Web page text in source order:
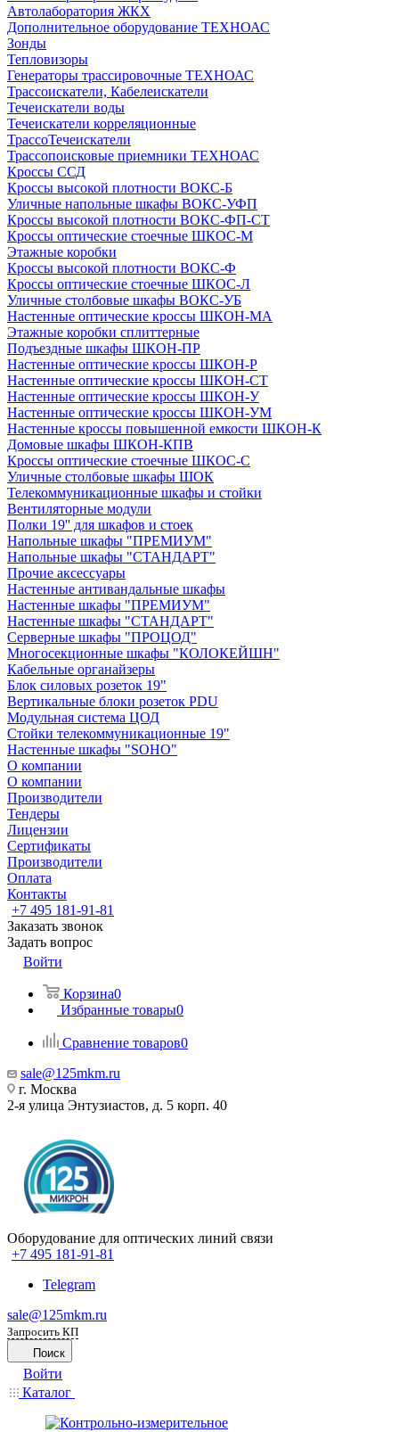
Автолаборатория ЖКХ
Дополнительное оборудование ТЕХНОАС
Зонды
Тепловизоры
Генераторы трассировочные ТЕХНОАС
Трассоискатели, Кабелеискатели
Течеискатели воды
Течеискатели корреляционные
ТрассоТечеискатели
Трассопоисковые приемники ТЕХНОАС
Кроссы ССД
Кроссы высокой плотности ВОКС-Б
Уличные напольные шкафы ВОКС-УФП
Кроссы высокой плотности ВОКС-ФП-СТ
Кроссы оптические стоечные ШКОС-М
Этажные коробки
Кроссы высокой плотности ВОКС-Ф
Кроссы оптические стоечные ШКОС-Л
Уличные столбовые шкафы ВОКС-УБ
Настенные оптические кроссы ШКОН-МА
Этажные коробки сплиттерные
Подъездные шкафы ШКОН-ПР
Настенные оптические кроссы ШКОН-Р
Настенные оптические кроссы ШКОН-СТ
Настенные оптические кроссы ШКОН-У
Настенные оптические кроссы ШКОН-УМ
Настенные кроссы повышенной емкости ШКОН-К
Домовые шкафы ШКОН-КПВ
Кроссы оптические стоечные ШКОС-С
Уличные столбовые шкафы ШОК
Телекоммуникационные шкафы и стойки
Вентиляторные модули
Полки 19'' для шкафов и стоек
Напольные шкафы "ПРЕМИУМ"
Напольные шкафы "СТАНДАРТ"
Прочие аксессуары
Настенные антивандальные шкафы
Настенные шкафы "ПРЕМИУМ"
Настенные шкафы "СТАНДАРТ"
Серверные шкафы "ПРОЦОД"
Многосекционные шкафы "КОЛОКЕЙШН"
Кабельные органайзеры
Блок силовых розеток 19"
Вертикальные блоки розеток PDU
Модульная система ЦОД
Стойки телекоммуникационные 19"
Настенные шкафы "SOHO"
О компании
О компании
Производители
Тендеры
Лицензии
Сертификаты
Производители
Оплата
Контакты
+7 495 181-91-81
Заказать звонок
Задать вопрос
Войти
Корзина0
Избранные товары0
Сравнение товаров0
sale@125mkm.ru
г. Москва
2-я улица Энтузиастов, д. 5 корп. 40
Оборудование для оптических линий связи
+7 495 181-91-81
Telegram
sale@125mkm.ru
Запросить КП
Поиск
Войти
Каталог